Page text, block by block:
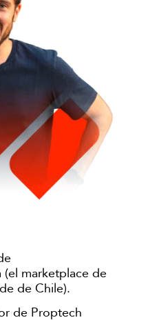
(el marketplace de
de Chile).
de Proptech